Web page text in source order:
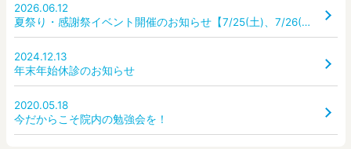
2026.06.12
夏祭り・感謝祭イベント開催のお知らせ【7/25(土)、7/26(日)】
2024.12.13
年末年始休診のお知らせ
2020.05.18
今だからこそ院内の勉強会を！